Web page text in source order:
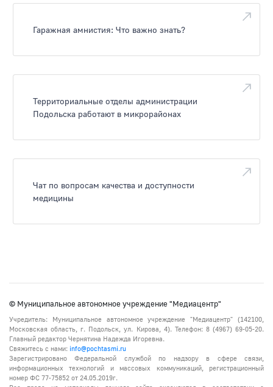
Гаражная амнистия: Что важно знать?
Территориальные отделы администрации
Подольска работают в микрорайонах
Чат по вопросам качества и доступности
медицины
© Муниципальное автономное учреждение "Медиацентр"
Учредитель: Муниципальное автономное учреждение "Медиацентр" (142100,
Московская область, г. Подольск, ул. Кирова, 4). Телефон: 8 (4967) 69-05-20.
Главный редактор Чернятина Надежда Игоревна.
Свяжитесь с нами: info@pochtasmi.ru
Зарегистрировано Федеральной службой по надзору в сфере связи,
информационных технологий и массовых коммуникаций, регистрационный
номер ФС 77-75852 от 24.05.2019г.